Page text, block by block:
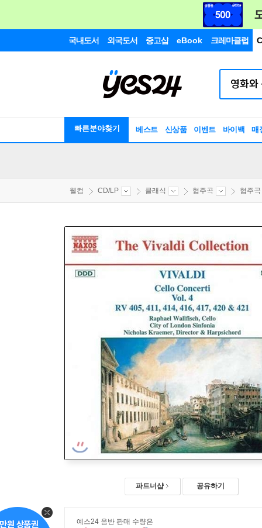
국내도서 외국도서 중고샵 eBook 크레마클럽
빠른분야찾기 베스트 신상품 이벤트 바이백 매
웰컴 CD/LP 클래식 협주곡 협주
파트너샵 공유하기
예스24 음반 판매 수량은